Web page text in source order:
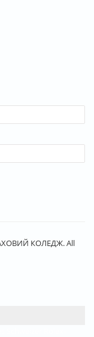
КОЛЕДЖ. All